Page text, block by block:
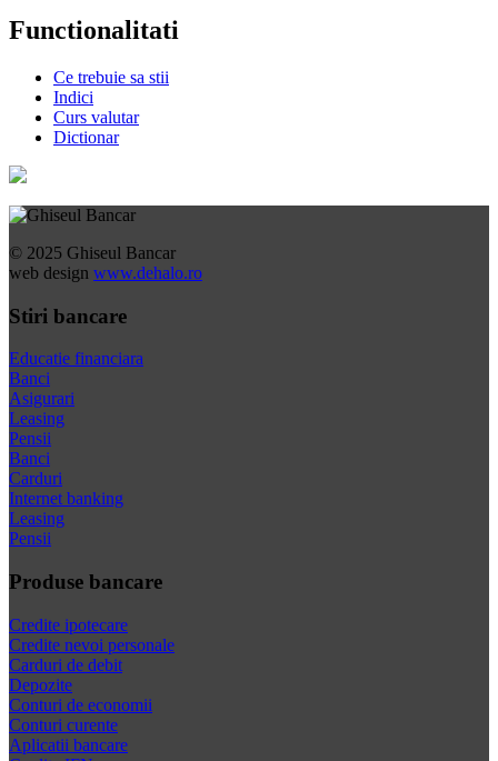
Functionalitati
Ce trebuie sa stii
Indici
Curs valutar
Dictionar
© 2025 Ghiseul Bancar
web design www.dehalo.ro
Stiri bancare
Educatie financiara
Banci
Asigurari
Leasing
Pensii
Banci
Carduri
Internet banking
Leasing
Pensii
Produse bancare
Credite ipotecare
Credite nevoi personale
Carduri de debit
Depozite
Conturi de economii
Conturi curente
Aplicatii bancare